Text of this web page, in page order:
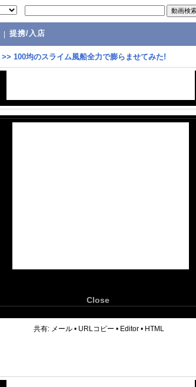
提携/入店
>> 100均のスライム風船全力で膨らませてみた!
Close
共有: メール • URLコピー • Editor • HTML